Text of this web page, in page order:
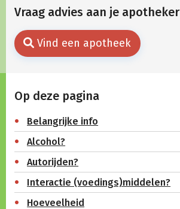
Vraag advies aan je apotheker
Vind een apotheek
Op deze pagina
Belangrijke info
Alcohol?
Autorijden?
Interactie (voedings)middelen?
Hoeveelheid